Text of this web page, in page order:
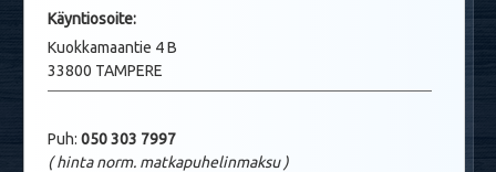
Käyntiosoite:
Kuokkamaantie 4 B
33800 TAMPERE
Puh: 050 303 7997
( hinta norm. matkapuhelinmaksu )